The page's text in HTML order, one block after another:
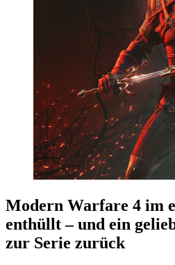
Modern Warfare 4 im
enthüllt – und ein
zur Serie zurück